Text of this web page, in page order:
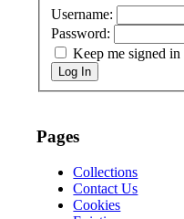
Username:
Password:
Keep me signed in
Log In
Pages
Collections
Contact Us
Cookies